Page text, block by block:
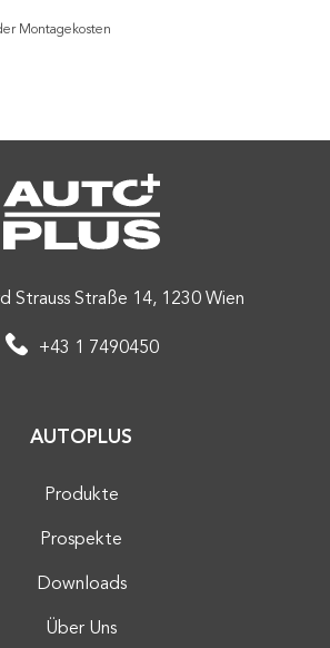
Montagekosten
Strauss Straße 14, 1230 Wien
+43 1 7490450
AUTOPLUS
Produkte
Prospekte
Downloads
Über Uns